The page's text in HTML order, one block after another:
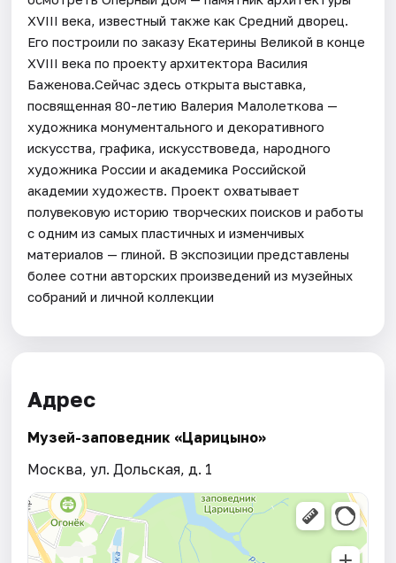
XVIII века, известный также как Средний дворец.
Его построили по заказу Екатерины Великой в конце
XVIII века по проекту архитектора Василия
Баженова.Сейчас здесь открыта выставка,
посвященная 80-летию Валерия Малолеткова —
художника монументального и декоративного
искусства, графика, искусствоведа, народного
художника России и академика Российской
академии художеств. Проект охватывает
полувековую историю творческих поисков и работы
с одним из самых пластичных и изменчивых
материалов — глиной. В экспозиции представлены
более сотни авторских произведений из музейных
собраний и личной коллекции
Адрес
Музей-заповедник «Царицыно»
Москва, ул. Дольская, д. 1